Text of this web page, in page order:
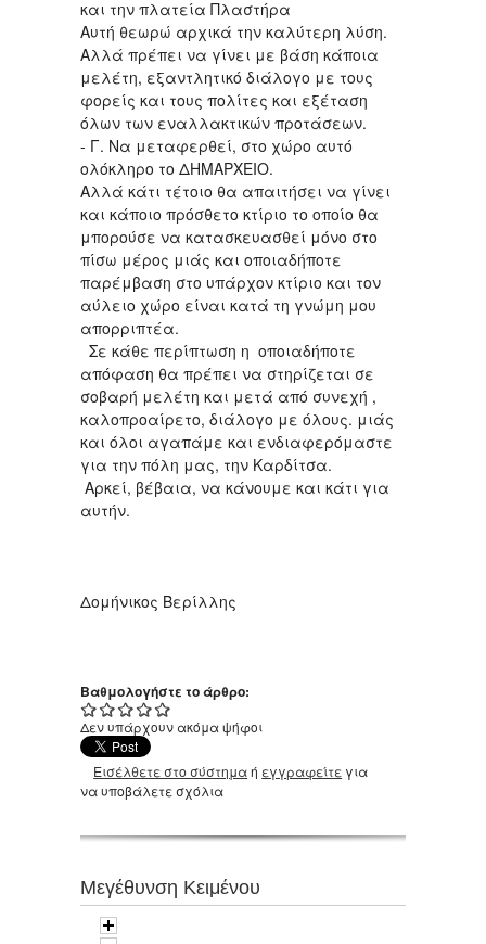
και την πλατεία Πλαστήρα
Αυτή θεωρώ αρχικά την καλύτερη λύση.
Αλλά πρέπει να γίνει με βάση κάποια
μελέτη, εξαντλητικό διάλογο με τους
φορείς και τους πολίτες και εξέταση
όλων των εναλλακτικών προτάσεων.
- Γ. Να μεταφερθεί, στο χώρο αυτό
ολόκληρο το ΔΗΜΑΡΧΕΙΟ.
Αλλά κάτι τέτοιο θα απαιτήσει να γίνει
και κάποιο πρόσθετο κτίριο το οποίο θα
μπορούσε να κατασκευασθεί μόνο στο
πίσω μέρος μιάς και οποιαδήποτε
παρέμβαση στο υπάρχον κτίριο και τον
αύλειο χώρο είναι κατά τη γνώμη μου
απορριπτέα.
Σε κάθε περίπτωση η οποιαδήποτε
απόφαση θα πρέπει να στηρίζεται σε
σοβαρή μελέτη και μετά από συνεχή ,
καλοπροαίρετο, διάλογο με όλους. μιάς
και όλοι αγαπάμε και ενδιαφερόμαστε
για την πόλη μας, την Καρδίτσα.
Αρκεί, βέβαια, να κάνουμε και κάτι για
αυτήν.
Δομήνικος Βερίλλης
Βαθμολογήστε το άρθρο:
Δεν υπάρχουν ακόμα ψήφοι
Εισέλθετε στο σύστημαή εγγραφείτε για
να υποβάλετε σχόλια
Μεγέθυνση Κειμένου